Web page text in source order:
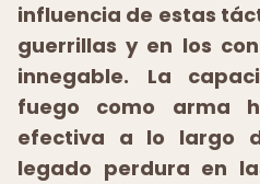
influencia de estas
guerrillas y en los
innegable.
La
fuego como arma
efectiva a lo largo
legado perdura en